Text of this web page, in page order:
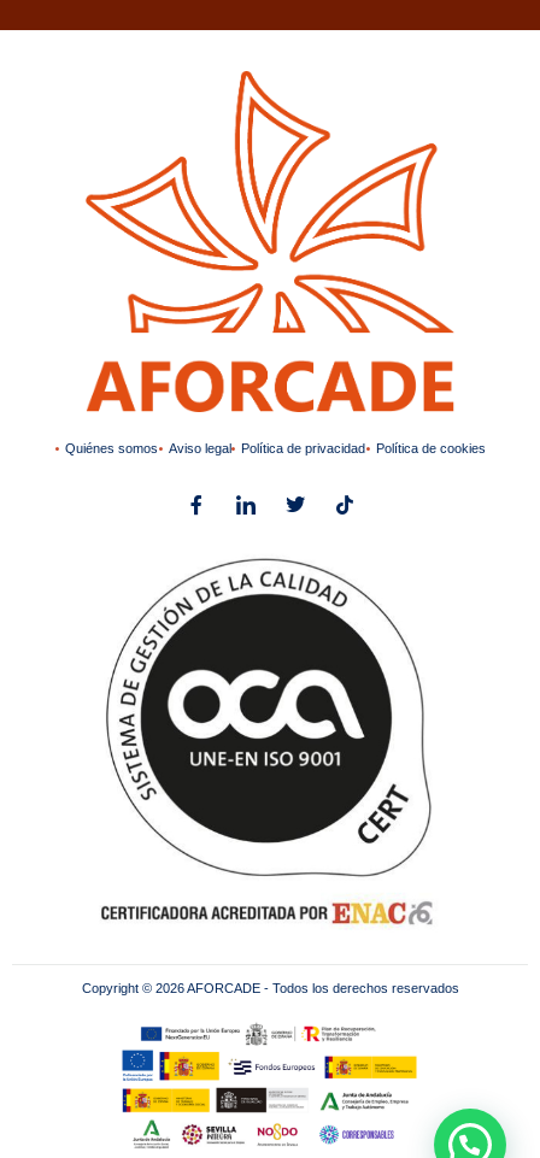
Quiénes somos Aviso legal Política de privacidad Política de cookies
Copyright © 2026 AFORCADE - Todos los derechos reservados